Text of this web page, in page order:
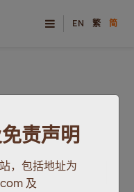
EN 繁 简
责声明
，包括地址为
及